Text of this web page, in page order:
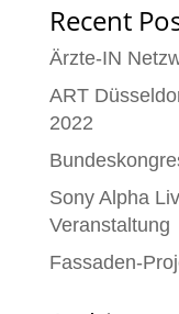
Recent
Ärzte-IN
ART
2022
Sony Alpha
Veranstaltung
Fassaden-